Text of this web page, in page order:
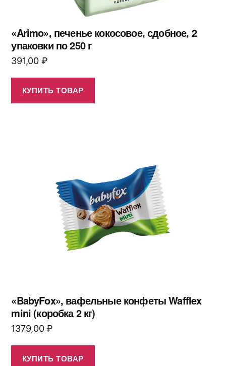
«Arimo», печенье кокосовое, сдобное, 2
упаковки по 250 г
391,00 ₽
КУПИТЬ ТОВАР
«BabyFox», вафельные конфеты Wafflex
mini (коробка 2 кг)
1379,00₽
КУПИТЬ ТОВАР